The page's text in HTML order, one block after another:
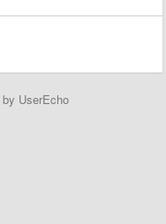
by UserEcho